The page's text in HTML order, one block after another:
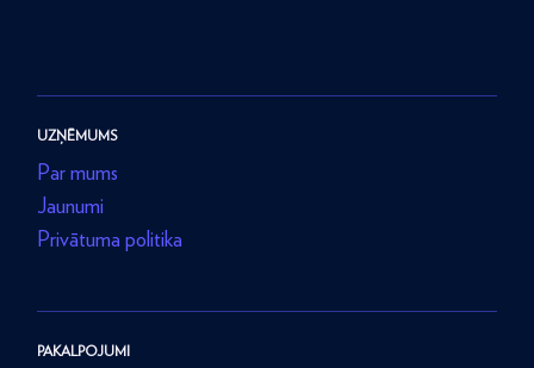
UZŅĒMUMS
Par mums
Jaunumi
Privātuma politika
PAKALPOJUMI